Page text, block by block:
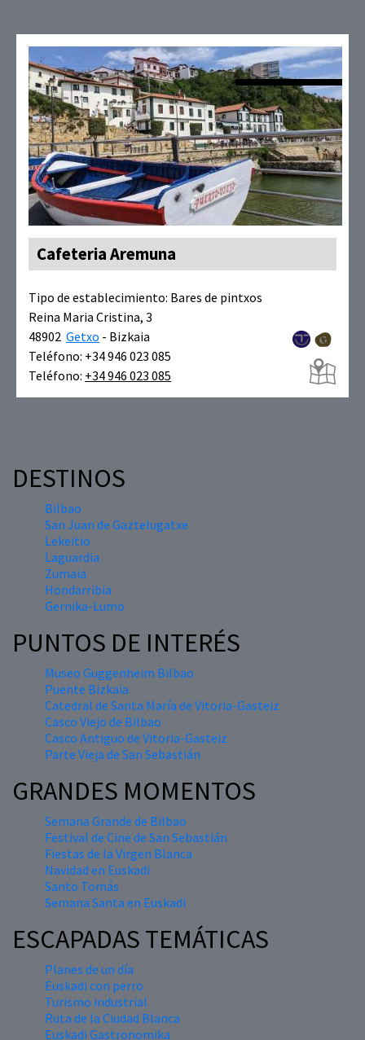
Cafeteria Aremuna
Tipo de establecimiento: Bares de pintxos
Reina Maria Cristina, 3
48902Getxo - Bizkaia
Teléfono: +34 946 023 085
Teléfono: +34 946 023 085
DESTINOS
Bilbao
San Juan de Gaztelugatxe
Lekeitio
Laguardia
Zumaia
Hondarribia
Gernika-Lumo
PUNTOS DE INTERÉS
Museo Guggenheim Bilbao
Puente Bizkaia
Catedral de Santa María de Vitoria-Gasteiz
Casco Viejo de Bilbao
Casco Antiguo de Vitoria-Gasteiz
Parte Vieja de San Sebastián
GRANDES MOMENTOS
Semana Grande de Bilbao
Festival de Cine de San Sebastián
Fiestas de la Virgen Blanca
Navidad en Euskadi
Santo Tomás
Semana Santa en Euskadi
ESCAPADAS TEMÁTICAS
Planes de un día
Euskadi con perro
Turismo industrial
Ruta de la Ciudad Blanca
Euskadi Gastronomika